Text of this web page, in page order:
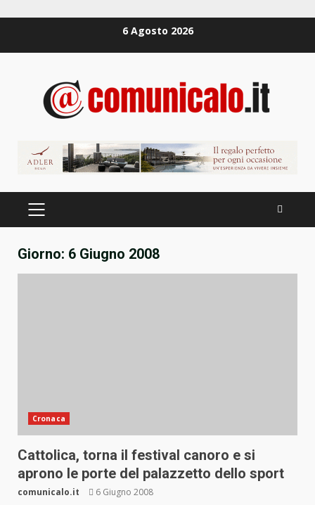
6 Agosto 2026
PRIMÄRES
MENÜ
Giorno: 6 Giugno 2008
Cronaca
Cattolica, torna il festival canoro e si
aprono le porte del palazzetto dello sport
comunicalo.it 6 Giugno 2008